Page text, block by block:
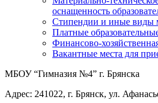
оснащенность
Стипендии и иные виды
Платные
Финансово-
Вакантные места для
МБОУ “Гимназия №4” г. Брянска
Адрес: 241022, г. Брянск, ул.